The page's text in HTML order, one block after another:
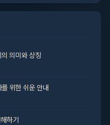
의미와 상징
위한 쉬운 안내
하기